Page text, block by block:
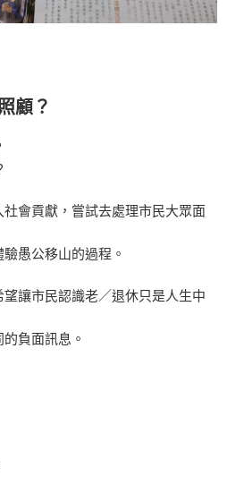
顧？
會貢獻，嘗試去處理市民大眾面
愚公移山的過程。
讓市民認識老／退休只是人生中
負面訊息。